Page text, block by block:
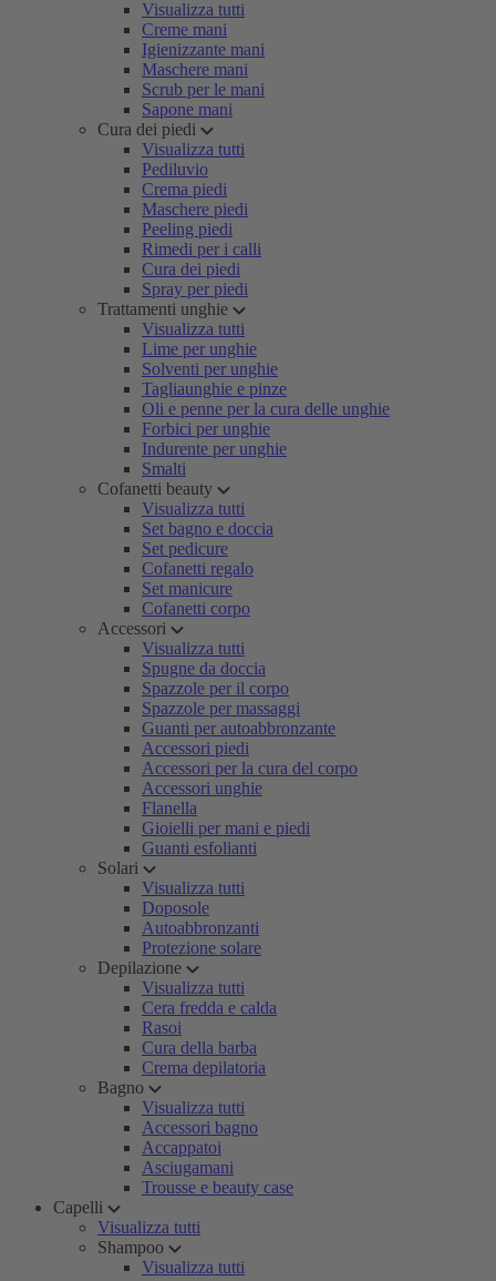
Visualizza tutti
Creme mani
Igienizzante mani
Maschere mani
Scrub per le mani
Sapone mani
Cura dei piedi
Visualizza tutti
Pediluvio
Crema piedi
Maschere piedi
Peeling piedi
Rimedi per i calli
Cura dei piedi
Spray per piedi
Trattamenti unghie
Visualizza tutti
Lime per unghie
Solventi per unghie
Tagliaunghie e pinze
Oli e penne per la cura delle unghie
Forbici per unghie
Indurente per unghie
Smalti
Cofanetti beauty
Visualizza tutti
Set bagno e doccia
Set pedicure
Cofanetti regalo
Set manicure
Cofanetti corpo
Accessori
Visualizza tutti
Spugne da doccia
Spazzole per il corpo
Spazzole per massaggi
Guanti per autoabbronzante
Accessori piedi
Accessori per la cura del corpo
Accessori unghie
Flanella
Gioielli per mani e piedi
Guanti esfolianti
Solari
Visualizza tutti
Doposole
Autoabbronzanti
Protezione solare
Depilazione
Visualizza tutti
Cera fredda e calda
Rasoi
Cura della barba
Crema depilatoria
Bagno
Visualizza tutti
Accessori bagno
Accappatoi
Asciugamani
Trousse e beauty case
Capelli
Visualizza tutti
Shampoo
Visualizza tutti